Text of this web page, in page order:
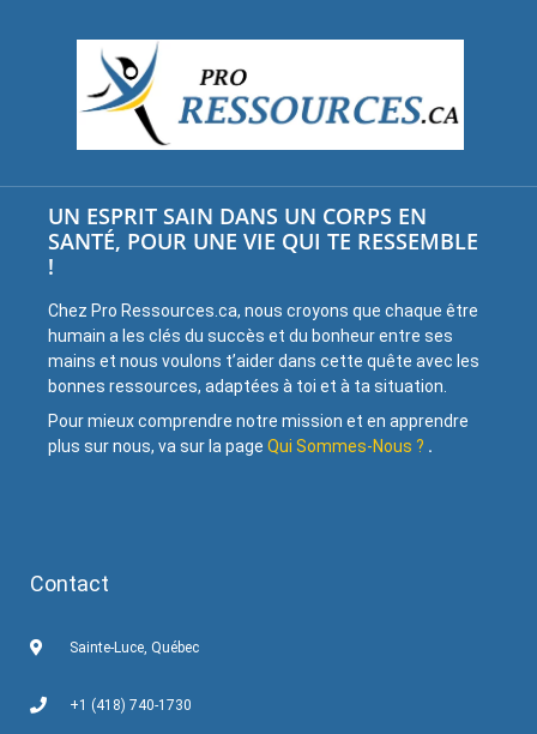
UN ESPRIT SAIN DANS UN CORPS EN
SANTÉ, POUR UNE VIE QUI TE RESSEMBLE
!
Chez Pro Ressources.ca, nous croyons que chaque être
humain a les clés du succès et du bonheur entre ses
mains et nous voulons t’aider dans cette quête avec les
bonnes ressources, adaptées à toi et à ta situation.
Pour mieux comprendre notre mission et en apprendre
plus sur nous, va sur la page Qui Sommes-Nous ? .
Contact
Sainte-Luce, Québec
+1 (418) 740-1730